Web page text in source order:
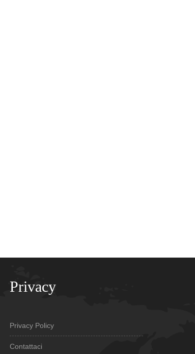
Privacy
Privacy Policy
Contattaci